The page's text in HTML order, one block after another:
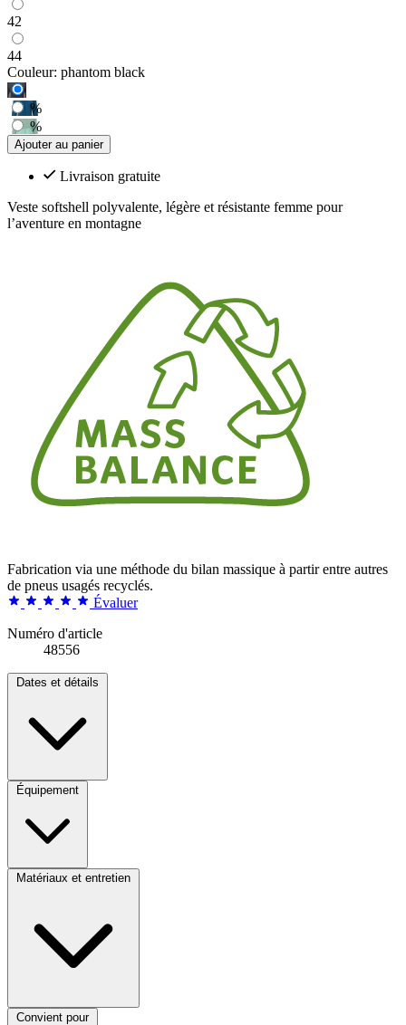
42
44
Couleur: phantom black
%
%
Ajouter au panier
Livraison gratuite
Veste softshell polyvalente, légère et résistante femme pour
l’aventure en montagne
Fabrication via une méthode du bilan massique à partir entre autres
de pneus usagés recyclés.
Évaluer
Numéro d'article
48556
Dates et détails
Équipement
Matériaux et entretien
Convient pour